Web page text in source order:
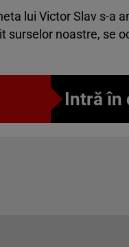
lui Victor Slav s-a
surselor noastre, se
Intră în